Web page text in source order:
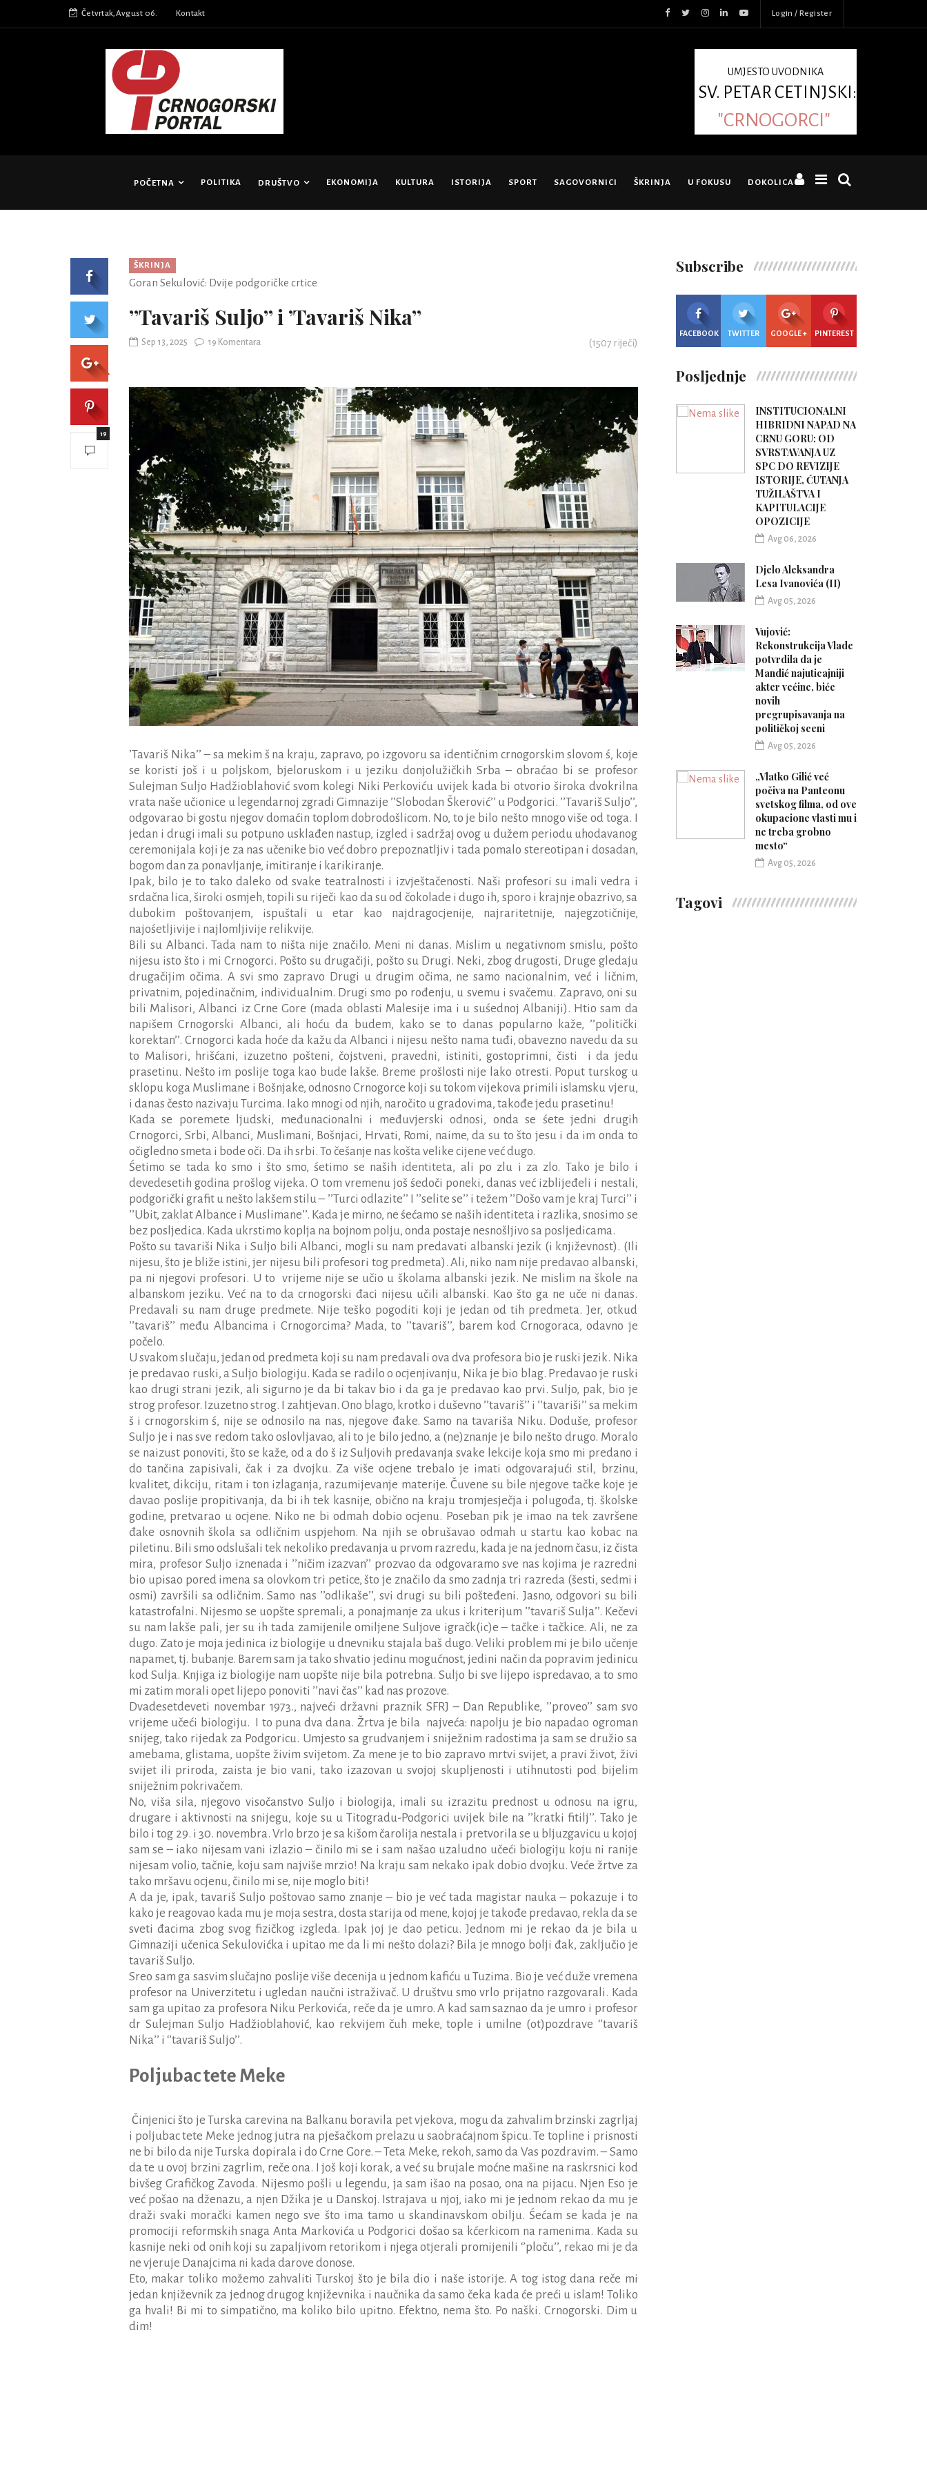
Četvrtak,Avgust 06. Kontakt Login / Register
UMJESTO UVODNIKA
SV. PETAR CETINJSKI:
"CRNOGORCI"
POČETNA POLITIKA DRUŠTVO EKONOMIJA KULTURA ISTORIJA SPORT SAGOVORNICI ŠKRINJA U FOKUSU DOKOLICA
ŠKRINJA
Goran Sekulović: Dvije podgoričke crtice
’’Tavariš Suljo’’ i ’Tavariš Nika’’
Sep 13, 2025 19 Komentara (1507 riječi)
’Tavariš Nika’’ – sa mekim š na kraju, zapravo, po izgovoru sa identičnim crnogorskim slovom ś, koje
se koristi još i u poljskom, bjeloruskom i u jeziku donjolužičkih Srba –obraćao bi se profesor
Sulejman Suljo Hadžioblahović svom kolegi Niki Perkoviću uvijek kada bi otvorio široka dvokrilna
vrata naše učionice u legendarnoj zgradi Gimnazije ’’Slobodan Škerović’’ u Podgorici. ’’Tavariš Suljo’’,
odgovarao bi gostu njegov domaćin toplom dobrodošlicom. No, to je bilo nešto mnogo više od toga. I
jedan i drugi imali su potpuno usklađen nastup, izgled i sadržaj ovog u dužem periodu uhodavanog
ceremonijala koji je za nas učenike bio već dobro prepoznatljiv i tada pomalo stereotipan i dosadan,
bogom dan za ponavljanje, imitiranje i karikiranje.
Ipak, bilo je to tako daleko od svake teatralnosti i izvještačenosti. Naši profesori su imali vedra i
srdačna lica, široki osmjeh, topili su riječi kao da su od čokolade i dugo ih, sporo i krajnje obazrivo, sa
dubokim poštovanjem, ispuštali u etar kao najdragocjenije, najraritetnije, najegzotičnije,
najośetljivije i najlomljivije relikvije.
Bili su Albanci. Tada nam to ništa nije značilo. Meni ni danas. Mislim u negativnom smislu, pošto
nijesu isto što i mi Crnogorci. Pošto su drugačiji, pošto su Drugi. Neki, zbog drugosti, Druge gledaju
drugačijim očima. A svi smo zapravo Drugi u drugim očima, ne samo nacionalnim, već i ličnim,
privatnim, pojedinačnim, individualnim. Drugi smo po rođenju, u svemu i svačemu. Zapravo, oni su
bili Malisori, Albanci iz Crne Gore (mada oblasti Malesije ima i u suśednoj Albaniji). Htio sam da
napišem Crnogorski Albanci, ali hoću da budem, kako se to danas popularno kaže, ’’politički
korektan’’. Crnogorci kada hoće da kažu da Albanci i nijesu nešto nama tuđi, obavezno navedu da su
to Malisori, hrišćani, izuzetno pošteni, čojstveni, pravedni, istiniti, gostoprimni, čisti
i da jedu
prasetinu. Nešto im poslije toga kao bude lakše. Breme prošlosti nije lako otresti. Poput turskog u
sklopu koga Muslimane i Bošnjake, odnosno Crnogorce koji su tokom vijekova primili islamsku vjeru,
i danas često nazivaju Turcima. Iako mnogi od njih, naročito u gradovima, takođe jedu prasetinu!
Kada se poremete ljudski, međunacionalni i međuvjerski odnosi, onda se śete jedni drugih
Crnogorci, Srbi, Albanci, Muslimani, Bošnjaci, Hrvati, Romi, naime, da su to što jesu i da im onda to
očigledno smeta i bode oči. Da ih srbi. To češanje nas košta velike cijene već dugo.
Śetimo se tada ko smo i što smo,śetimo se naših identiteta, ali po zlu i za zlo. Tako je bilo i
devedesetih godina prošlog vijeka. O tom vremenu još śedoči poneki, danas već izblijeđeli i nestali,
podgorički grafit u nešto lakšem stilu – ’’Turci odlazite’’ I ’’selite se’’ i težem ’’Došo vam je kraj Turci’’ i
’’Ubit, zaklat Albance i Muslimane’’. Kada je mirno, neśećamo se naših identiteta i razlika, snosimo se
bez posljedica. Kada ukrstimo koplja na bojnom polju, onda postaje nesnošljivo sa posljedicama.
Pošto su tavariši Nika i Suljo bili Albanci, mogli su nam predavati albanski jezik (i književnost). (Ili
nijesu, što je bliže istini, jer nijesu bili profesori tog predmeta). Ali, niko nam nije predavao albanski,
pa ni njegovi profesori. U to vrijeme nije se učio u školama albanski jezik. Ne mislim na škole na
albanskom jeziku. Već na to da crnogorski đaci nijesu učili albanski. Kao što ga ne uče ni danas.
Predavali su nam druge predmete. Nije teško pogoditi koji je jedan od tih predmeta. Jer, otkud
’’tavariš’’ među Albancima i Crnogorcima? Mada, to ’’tavariš’’, barem kod Crnogoraca, odavno je
počelo.
U svakom slučaju, jedan od predmeta koji su nam predavali ova dva profesora bio je ruski jezik. Nika
je predavao ruski, a Suljo biologiju. Kada se radilo o ocjenjivanju, Nika je bio blag. Predavao je ruski
kao drugi strani jezik, ali sigurno je da bi takav bio i da ga je predavao kao prvi. Suljo, pak, bio je
strog profesor. Izuzetno strog. I zahtjevan. Ono blago, krotko i duševno ’’tavariš’’ i ’’tavariši’’ sa mekim
š i crnogorskimś, nije se odnosilo na nas, njegove đake. Samo na tavariša Niku. Doduše, profesor
Suljo je i nas sve redom tako oslovljavao, ali to je bilo jedno, a (ne)znanje je bilo nešto drugo. Moralo
se naizust ponoviti, što se kaže, od a do š iz Suljovih predavanja svake lekcije koja smo mi predano i
do tančina zapisivali, čak i za dvojku. Za više ocjene trebalo je imati odgovarajući stil, brzinu,
kvalitet, dikciju, ritam i ton izlaganja, razumijevanje materije. Čuvene su bile njegove tačke koje je
davao poslije propitivanja, da bi ih tek kasnije, obično na kraju tromjesječja i polugođa, tj. školske
godine, pretvarao u ocjene. Niko ne bi odmah dobio ocjenu. Poseban pik je imao na tek završene
đake osnovnih škola sa odličnim uspjehom. Na njih se obrušavao odmah u startu kao kobac na
piletinu. Bili smo odslušali tek nekoliko predavanja u prvom razredu, kada je na jednom času, iz čista
mira, profesor Suljo iznenada i ’’ničim izazvan’’ prozvao da odgovaramo sve nas kojima je razredni
bio upisao pored imena sa olovkom tri petice, što je značilo da smo zadnja tri razreda (šesti, sedmi i
osmi) završili sa odličnim. Samo nas ’’odlikaše’’, svi drugi su bili pošteđeni. Jasno, odgovori su bili
katastrofalni. Nijesmo se uopšte spremali, a ponajmanje za ukus i kriterijum ’’tavariš Sulja’’. Kečevi
su nam lakše pali, jer su ih tada zamijenile omiljene Suljove igračk(ic)e – tačke i tačkice. Ali, ne za
dugo. Zato je moja jedinica iz biologije u dnevniku stajala baš dugo. Veliki problem mi je bilo učenje
napamet, tj. bubanje. Barem sam ja tako shvatio jedinu mogućnost, jedini način da popravim jedinicu
kod Sulja. Knjiga iz biologije nam uopšte nije bila potrebna. Suljo bi sve lijepo ispredavao, a to smo
mi zatim morali opet lijepo ponoviti ’’navi čas’’ kad nas prozove.
Dvadesetdeveti novembar 1973., najveći državni praznik SFRJ – Dan Republike, ’’proveo’’ sam svo
vrijeme učeći biologiju.
I to puna dva dana. Žrtva je bila najveća: napolju je bio napadao ogroman
snijeg, tako rijedak za Podgoricu. Umjesto sa grudvanjem i sniježnim radostima ja sam se družio sa
amebama, glistama, uopšte živim svijetom. Za mene je to bio zapravo mrtvi svijet, a pravi život, živi
svijet ili priroda, zaista je bio vani, tako izazovan u svojoj skupljenosti i utihnutosti pod bijelim
sniježnim pokrivačem.
No, viša sila, njegovo visočanstvo Suljo i biologija, imali su izrazitu prednost u odnosu na igru,
drugare i aktivnosti na snijegu, koje su u Titogradu-Podgorici uvijek bile na ’’kratki fitilj’’. Tako je
bilo i tog 29. i 30. novembra. Vrlo brzo je sa kišom čarolija nestala i pretvorila se u bljuzgavicu u kojoj
sam se – iako nijesam vani izlazio – činilo mi se i sam našao uzaludno učeći biologiju koju ni ranije
nijesam volio, tačnie, koju sam najviše mrzio! Na kraju sam nekako ipak dobio dvojku. Veće žrtve za
tako mršavu ocjenu, činilo mi se, nije moglo biti!
A da je, ipak, tavariš Suljo poštovao samo znanje – bio je već tada magistar nauka – pokazuje i to
kako je reagovao kada mu je moja sestra, dosta starija od mene, kojoj je takođe predavao, rekla da se
sveti đacima zbog svog fizičkog izgleda. Ipak joj je dao peticu. Jednom mi je rekao da je bila u
Gimnaziji učenica Sekulovićka i upitao me da li mi nešto dolazi? Bila je mnogo bolji đak, zaključio je
tavariš Suljo.
Sreo sam ga sasvim slučajno poslije više decenija u jednom kafiću u Tuzima. Bio je već duže vremena
profesor na Univerzitetu i ugledan naučni istraživač. U društvu smo vrlo prijatno razgovarali. Kada
sam ga upitao za profesora Niku Perkovića, reče da je umro. A kad sam saznao da je umro i profesor
dr Sulejman Suljo Hadžioblahović, kao rekvijem čuh meke, tople i umilne (ot)pozdrave ‘’tavariš
Nika’’ i ‘’tavariš Suljo’’.
Poljubac tete Meke
Činjenici što je Turska carevina na Balkanu boravila pet vjekova, mogu da zahvalim brzinski zagrljaj
i poljubac tete Meke jednog jutra na pješačkom prelazu u saobraćajnom špicu. Te topline i prisnosti
ne bi bilo da nije Turska dopirala i do Crne Gore. – Teta Meke, rekoh, samo da Vas pozdravim. – Samo
da te u ovoj brzini zagrlim, reče ona. I još koji korak, a već su brujale moćne mašine na raskrsnici kod
bivšeg Grafičkog Zavoda. Nijesmo pošli u legendu, ja sam išao na posao, ona na pijacu. Njen Eso je
već pošao na dženazu, a njen Džika je u Danskoj. Istrajava u njoj, iako mi je jednom rekao da mu je
draži svaki morački kamen nego sve što ima tamo u skandinavskom obilju. Śećam se kada je na
promociji reformskih snaga Anta Markovića u Podgorici došao sa kćerkicom na ramenima. Kada su
kasnije neki od onih koji su zapaljivom retorikom i njega otjerali promijenili ‘’ploču’’, rekao mi je da
ne vjeruje Danajcima ni kada darove donose.
Eto, makar toliko možemo zahvaliti Turskoj što je bila dio i naše istorije. A tog istog dana reče mi
jedan književnik za jednog drugog književnika i naučnika da samo čeka kada će preći u islam! Toliko
ga hvali! Bi mi to simpatično, ma koliko bilo upitno. Efektno, nema što. Po naški. Crnogorski. Dim u
dim!
19
Subscribe
FACEBOOK TWITTER GOOGLE + PINTEREST
Posljednje
INSTITUCIONALNI
HIBRIDNI NAPAD NA
CRNU GORU: OD
SVRSTAVANJA UZ
SPC DO REVIZIJE
ISTORIJE, ĆUTANJA
TUŽILAŠTVA I
KAPITULACIJE
OPOZICIJE
Avg 06, 2026
Djelo Aleksandra
Lesa Ivanovića (II)
Avg 05, 2026
Vujović:
Rekonstrukcija Vlade
potvrdila da je
Mandić najuticajniji
akter većine, biće
novih
pregrupisavanja na
političkoj sceni
Avg 05, 2026
„Vlatko Gilić već
počiva na Panteonu
svetskog filma, od ove
okupacione vlasti mu i
ne treba grobno
mesto“
Avg 05, 2026
Tagovi